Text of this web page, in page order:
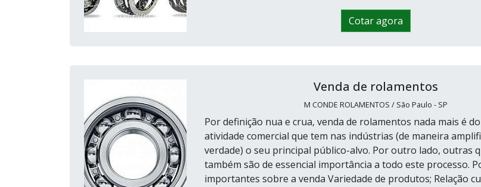
Cotar agora
Venda de rolamentos
M CONDE ROLAMENTOS / São Paulo - SP
Por definição nua e crua, venda de rolamentos nada mais é
atividade comercial que tem nas indústrias (de maneira
verdade) o seu principal público-alvo. Por outro lado, outras
também são de essencial importância a todo este processo.
importantes sobre a venda Variedade de produtos; Relação